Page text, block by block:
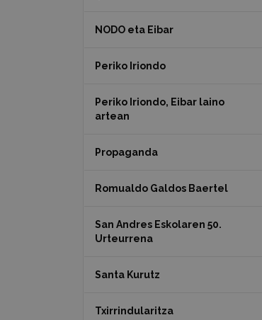
NODO eta Eibar
Periko Iriondo
Periko Iriondo, Eibar laino
artean
Propaganda
Romualdo Galdos Baertel
San Andres Eskolaren 50.
Urteurrena
Santa Kurutz
Txirrindularitza